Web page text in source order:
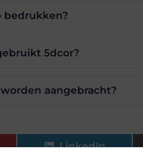
bedrukken?
5dcor?
aangebracht?
LinkedIn